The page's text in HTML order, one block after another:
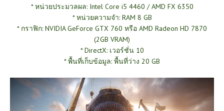
* หน่วยประมวลผล: Intel Core i5 4460 / AMD FX 6350
* หน่วยความจำ: RAM 8 GB
* กราฟิก: NVIDIA GeForce GTX 760 หรือ AMD Radeon HD 7870
(2GB VRAM)
* DirectX: เวอร์ชั่น 10
* พื้นที่เก็บข้อมูล: พื้นที่ว่าง 20 GB